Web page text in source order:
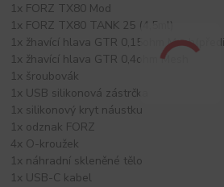
1x FORZ TX80 Mod
1x FORZ TX80 TANK 25 (4,5ml)
1x žhavící hlava GTR 0,15ohm
1x žhavící hlava GTR 0,4ohm Mesh
1x šroubovák
1x USB silikonová zástrčka
1x silikonový kryt náustku
1x odznak FORZ
4x O-kroužek
1x náhradní skleněné tělo
1x USB-C kabel